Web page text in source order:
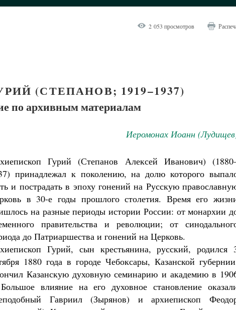
2 053 просмотров
(СТЕПАНОВ; 1919–1937)
по архивным материалам
Иеромонах Иоанн
Гурий (Степанов Алексей Иванович)
принадлежал к поколению, на долю которого
и пострадать в эпоху гонений на Русскую
в 30-е годы прошлого столетия. Время его
на разные периоды истории России: от монархии
правительства и революции; от
до Патриаршества и гонений на Церковь.
Гурий, сын крестьянина, русский, родился
1880 года в городе Чебоксары, Казанской
Казанскую духовную семинарию и академию в
влияние на его духовное становление
Гавриил (Зырянов) и архиепископ
Великомученик Георгий Победоносец.
святого